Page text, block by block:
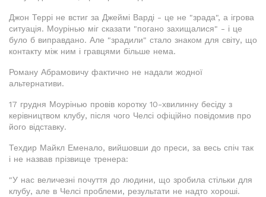
Джон Террі не встиг за Джеймі Варді - це не "зрада", а ігрова
ситуація. Моурінью міг сказати "погано захищалися" - і це
було б виправдано. Але "зрадили" стало знаком для світу, що
контакту між ним і гравцями більше нема.
Роману Абрамовичу фактично не надали жодної
альтернативи.
17 грудня Моурінью провів коротку 10-хвилинну бесіду з
керівництвом клубу, після чого Челсі офіційно повідомив про
його відставку.
Техдир Майкл Еменало, вийшовши до преси, за весь спіч так
і не назвав прізвище тренера:
"У нас величезні почуття до людини, що зробила стільки для
клубу, але в Челсі проблеми, результати не надто хороші.